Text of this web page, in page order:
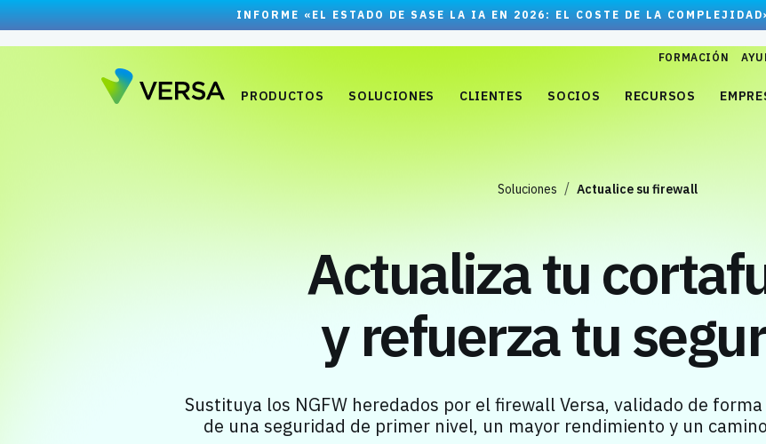
INFORME «EL ESTADO DE SASE LA IA EN 2026: EL COSTE DE LA
FORMACIÓN
PRODUCTOS SOLUCIONES CLIENTES SOCIOS RECURSOS
Soluciones Actualice su firewall
Actualiza tu
y refuerza tu
Sustituya los NGFW heredados por el firewall Versa, validado de
de una seguridad de primer nivel, un mayor rendimiento y un